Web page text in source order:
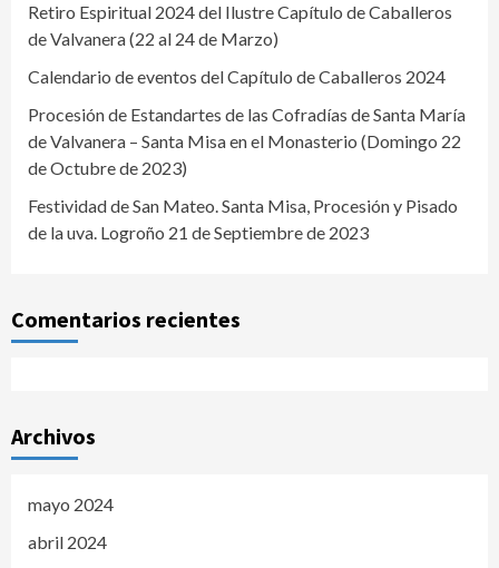
Retiro Espiritual 2024 del Ilustre Capítulo de Caballeros
de Valvanera (22 al 24 de Marzo)
Calendario de eventos del Capítulo de Caballeros 2024
Procesión de Estandartes de las Cofradías de Santa María
de Valvanera – Santa Misa en el Monasterio (Domingo 22
de Octubre de 2023)
Festividad de San Mateo. Santa Misa, Procesión y Pisado
de la uva. Logroño 21 de Septiembre de 2023
Comentarios recientes
Archivos
mayo 2024
abril 2024